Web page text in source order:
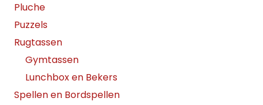
Pluche
Puzzels
Rugtassen
Gymtassen
Lunchbox en Bekers
Spellen en Bordspellen